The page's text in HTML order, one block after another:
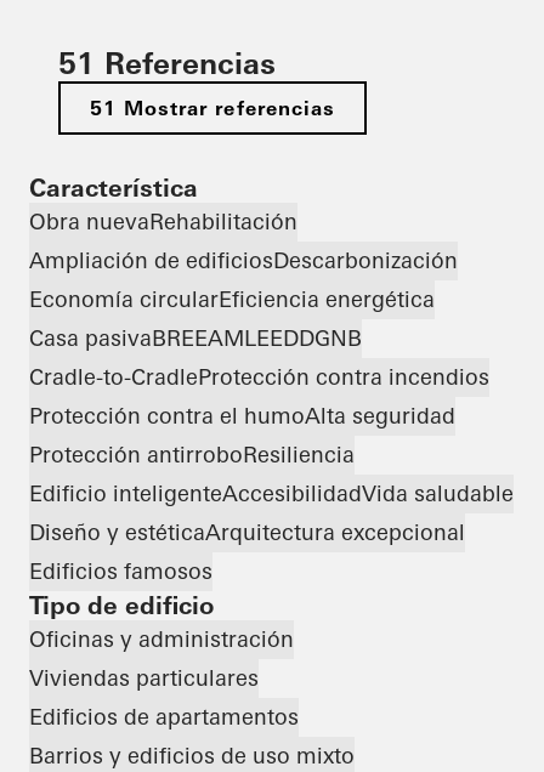
51 Referencias
51 Mostrar referencias
Característica
Obra nuevaRehabilitación
Ampliación de edificiosDescarbonización
Economía circularEficiencia energética
Casa pasivaBREEAMLEEDDGNB
Cradle-to-CradleProtección contra incendios
Protección contra el humoAlta seguridad
Protección antirroboResiliencia
Edificio inteligenteAccesibilidadVida saludable
Diseño y estéticaArquitectura excepcional
Edificios famosos
Tipo de edificio
Oficinas y administración
Viviendas particulares
Edificios de apartamentos
Barrios y edificios de uso mixto